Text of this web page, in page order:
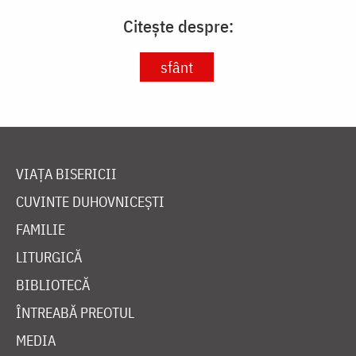
Citește despre:
sfânt
VIAȚA BISERICII
CUVINTE DUHOVNICEȘTI
FAMILIE
LITURGICĂ
BIBLIOTECĂ
ÎNTREABĂ PREOTUL
MEDIA